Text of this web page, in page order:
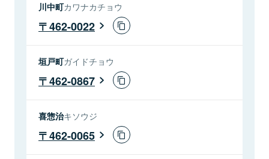
川中町カワナカチョウ
462-0022
垣戸町ガイドチョウ
462-0867
喜惣治キソウジ
462-0065